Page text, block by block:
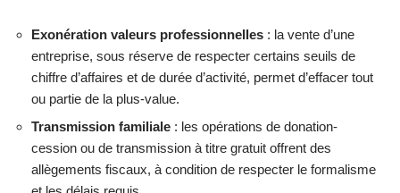
Exonération valeurs professionnelles : la vente d’une
entreprise, sous réserve de respecter certains seuils de
chiffre d’affaires et de durée d’activité, permet d’effacer tout
ou partie de la plus-value.
Transmission familiale : les opérations de donation-
cession ou de transmission à titre gratuit offrent des
allègements fiscaux, à condition de respecter le formalisme